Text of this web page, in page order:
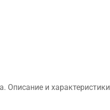
Описание и характеристики